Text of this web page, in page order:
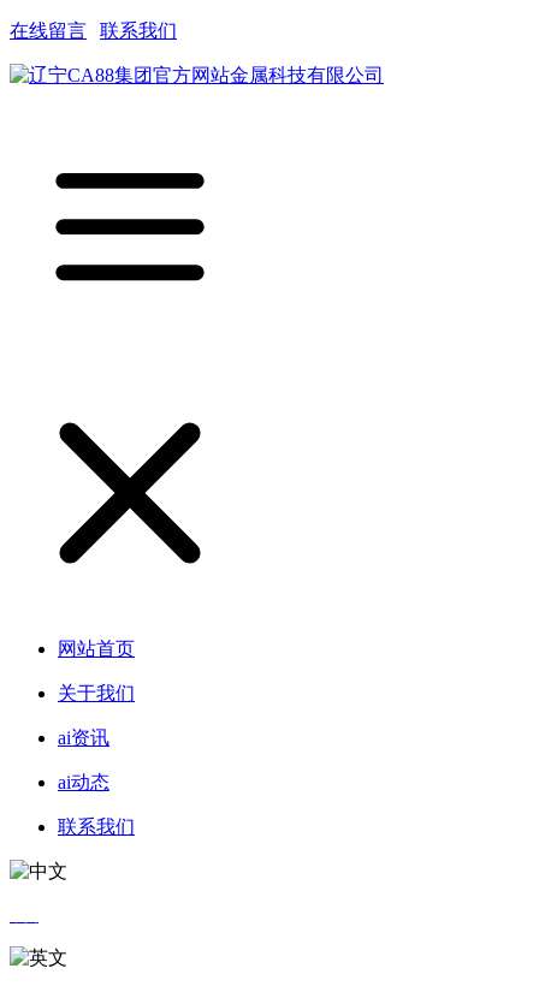
在线留言 联系我们
网站首页
关于我们
ai资讯
ai动态
联系我们